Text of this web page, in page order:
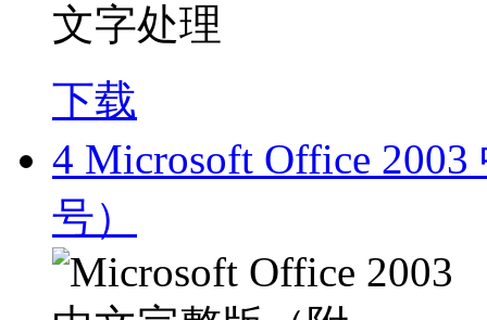
文字处理
下载
4 Microsoft Office
号）